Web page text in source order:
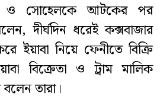
ও সোহেলকে আটকের পর
দীর্ঘদিন ধরেই কক্সবাজার
ইয়াবা নিয়ে ফেনীতে বিক্রি
বিক্রেতা ও ট্রাম মালিক
তারা।